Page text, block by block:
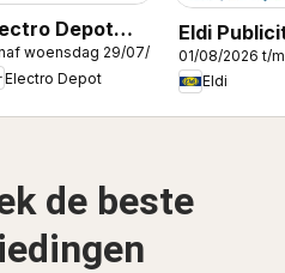
Depot
woensdag 29/07/2026
Electro Depot
Eldi
01/08/2026 t/
Eldi
de beste